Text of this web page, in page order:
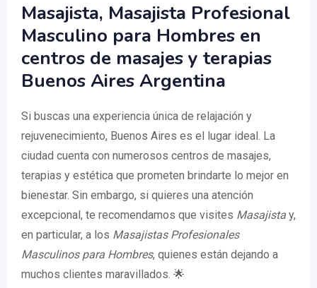
Masajista, Masajista Profesional
Masculino para Hombres en
centros de masajes y terapias
Buenos Aires Argentina
Si buscas una experiencia única de relajación y
rejuvenecimiento, Buenos Aires es el lugar ideal. La
ciudad cuenta con numerosos centros de masajes,
terapias y estética que prometen brindarte lo mejor en
bienestar. Sin embargo, si quieres una atención
excepcional, te recomendamos que visites Masajista y,
en particular, a los Masajistas Profesionales
Masculinos para Hombres, quienes están dejando a
muchos clientes maravillados. 🌟